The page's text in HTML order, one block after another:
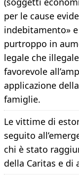
per le cause
indebitamento»
purtroppo in
legale che
favorevole
applicazione
famiglie.
Le vittime di
seguito
chi è stato
della Caritas e